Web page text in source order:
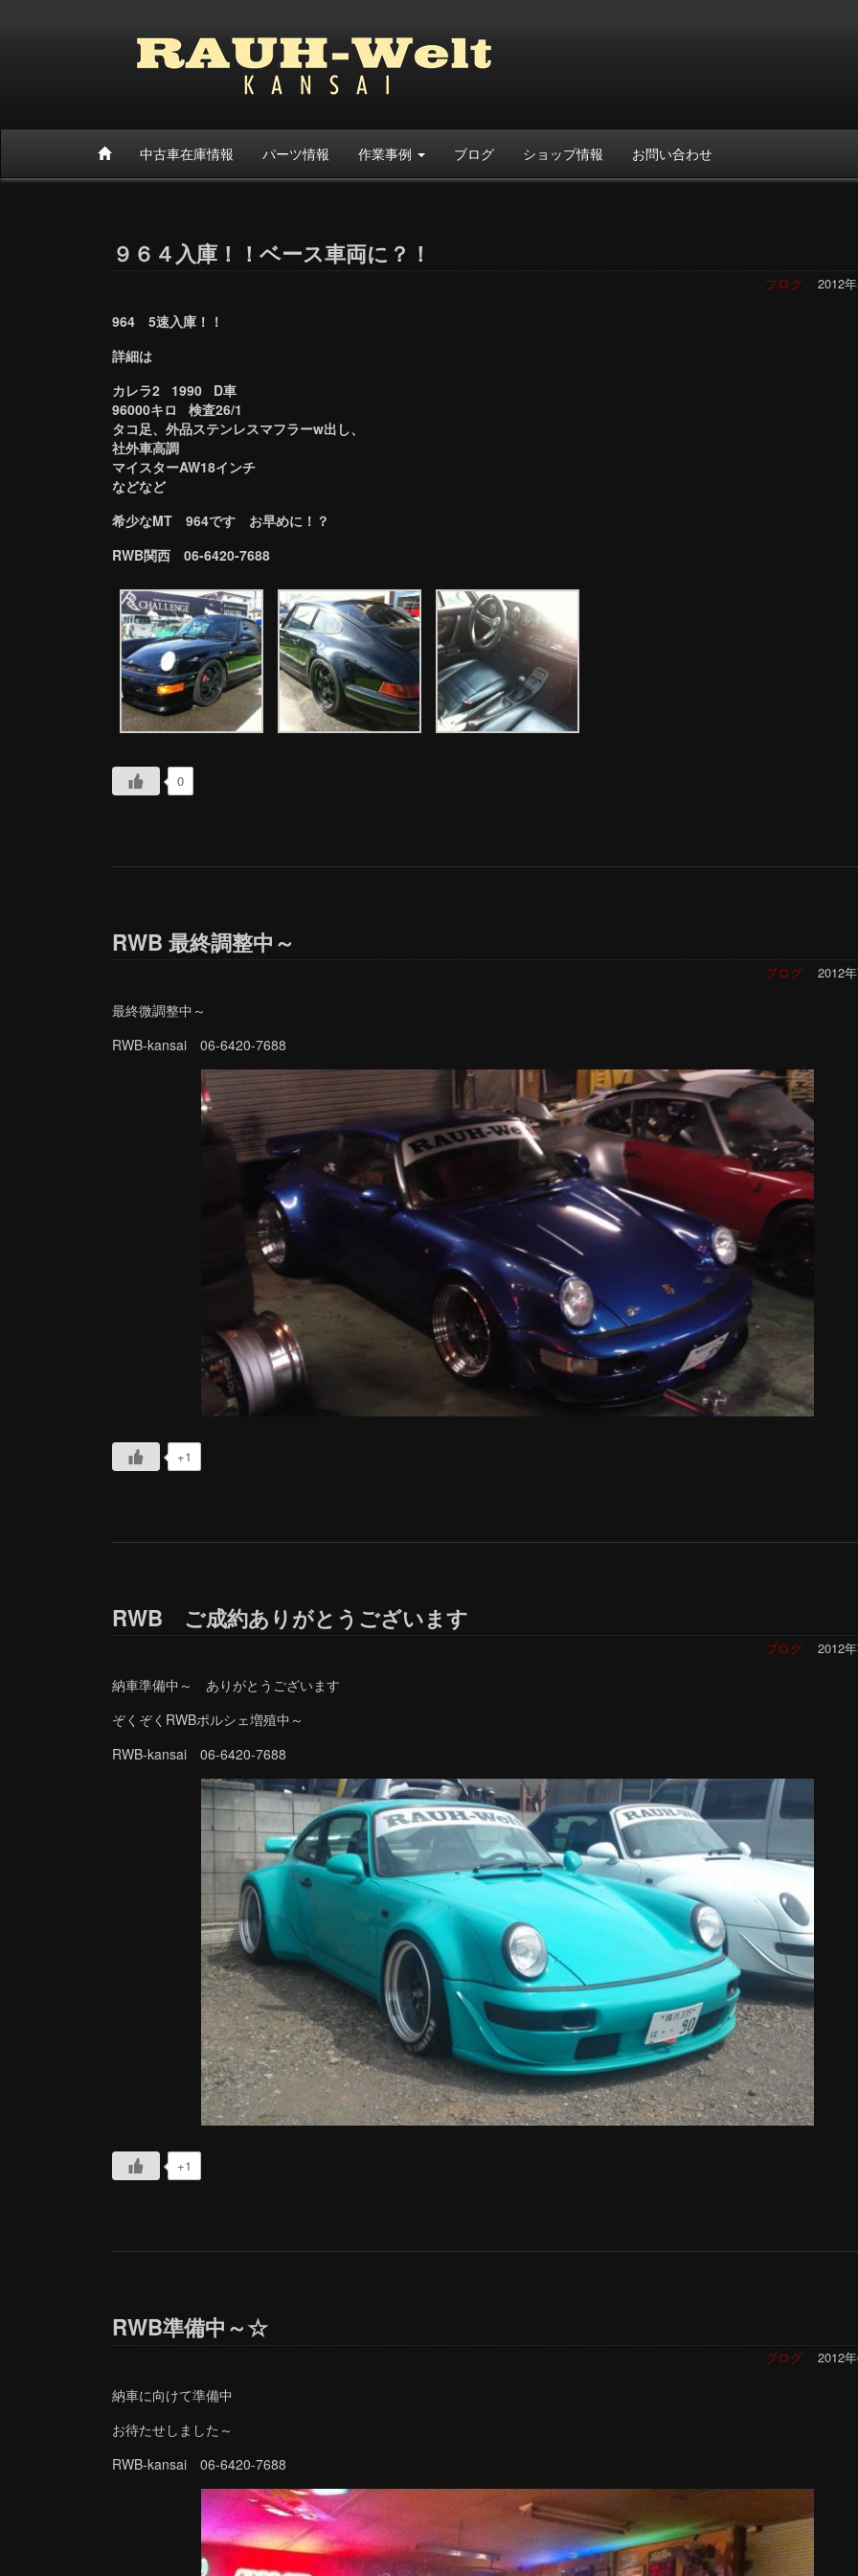
中古車在庫情報 パーツ情報 作業事例 ブログ ショップ情報 お問い合わせ
９６４入庫！！ベース車両に？！
2012
ブログ
964 5速入庫！！
詳細は
カレラ2 1990 D車
96000キロ 検査26/1
タコ足、外品ステンレスマフラーw出し、
社外車高調
マイスターAW18インチ
などなど
希少なMT 964です お早めに！？
RWB関西 06-6420-7688
0
RWB 最終調整中～
2012
ブログ
最終微調整中～
RWB-kansai 06-6420-7688
+1
RWB ご成約ありがとうございます
2012
ブログ
納車準備中～ ありがとうございます
ぞくぞくRWBポルシェ増殖中～
RWB-kansai 06-6420-7688
+1
RWB準備中～☆
2012
ブログ
納車に向けて準備中
お待たせしました～
RWB-kansai 06-6420-7688